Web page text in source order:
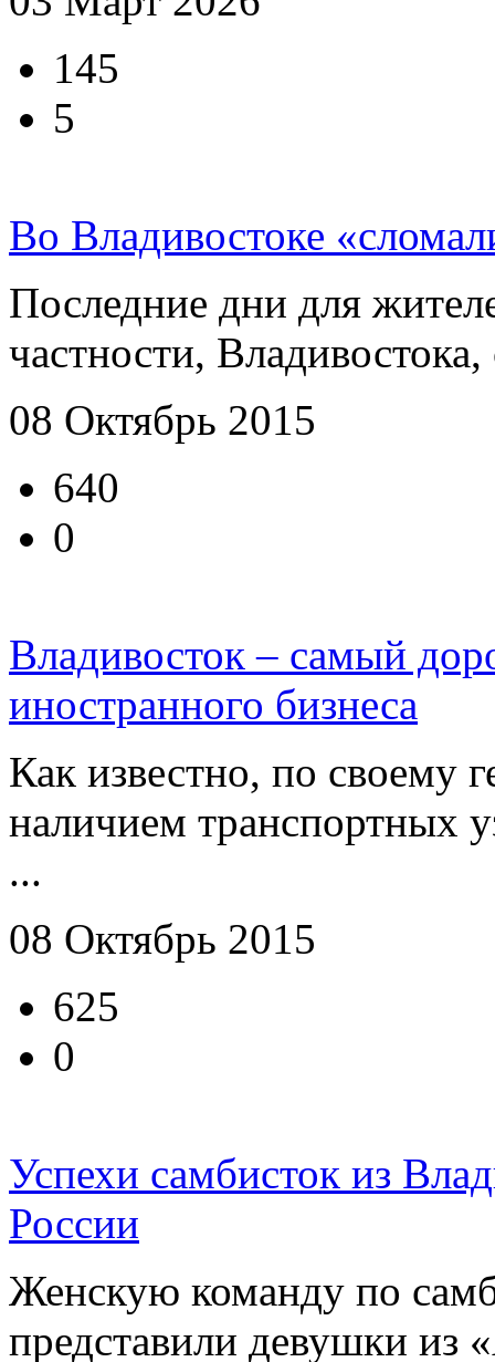
145
5
Во Владивостоке
Последние дни для
частности,
08 Октябрь 2015
640
0
Владивосток – самый
иностранного бизнеса
Как известно, по своему
наличием транспортных
...
08 Октябрь 2015
625
0
Успехи самбисток из
России
Женскую команду по
представили девушки из